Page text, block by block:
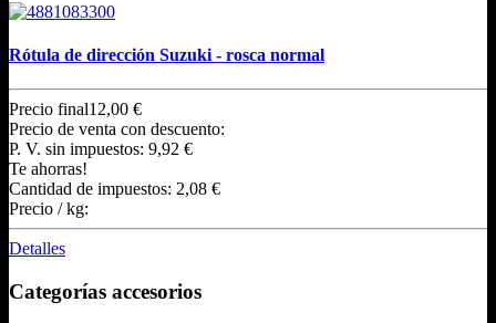
Rótula de dirección Suzuki - rosca normal
Precio final12,00 €
Precio de venta con descuento:
P. V. sin impuestos: 9,92 €
Te ahorras!
Cantidad de impuestos: 2,08 €
Precio / kg:
Detalles
Categorías accesorios